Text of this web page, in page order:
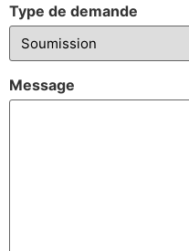
Type de demande
Message